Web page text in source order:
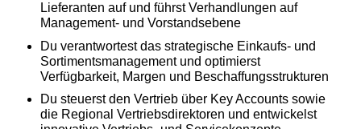
Lieferanten auf und führst Verhandlungen auf
Management- und Vorstandsebene
Du verantwortest das strategische Einkaufs- und
Sortimentsmanagement und optimierst
Verfügbarkeit, Margen und Beschaffungsstrukturen
Du steuerst den Vertrieb über Key Accounts sowie
die Regional Vertriebsdirektoren und entwickelst